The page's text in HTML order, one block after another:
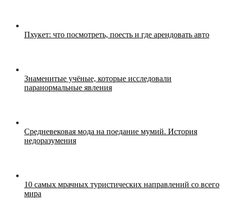
Пхукет: что посмотреть, поесть и где арендовать авто
Знаменитые учёные, которые исследовали
паранормальные явления
Средневековая мода на поедание мумий. История
недоразумения
10 самых мрачных туристических направлений со всего
мира